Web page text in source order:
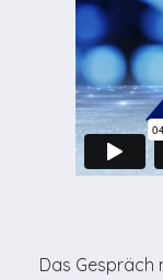
Das Gespräch